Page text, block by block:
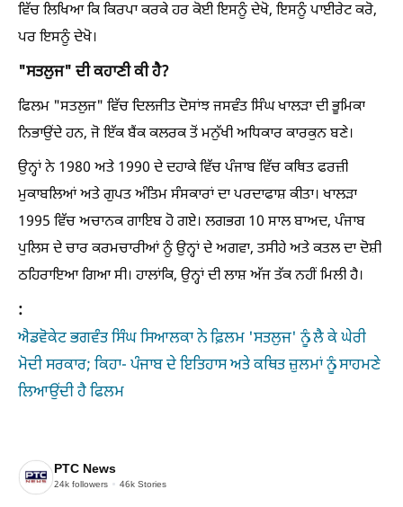
ਵਿੱਚ ਲਿਖਿਆ ਕਿ ਕਿਰਪਾ ਕਰਕੇ ਹਰ ਕੋਈ ਇਸਨੂੰ ਦੇਖੋ, ਇਸਨੂੰ ਪਾਈਰੇਟ ਕਰੋ,
ਪਰ ਇਸਨੂੰ ਦੇਖੋ।
"ਸਤਲੁਜ" ਦੀ ਕਹਾਣੀ ਕੀ ਹੈ?
ਫਿਲਮ "ਸਤਲੁਜ" ਵਿੱਚ ਦਿਲਜੀਤ ਦੋਸਾਂਝ ਜਸਵੰਤ ਸਿੰਘ ਖਾਲੜਾ ਦੀ ਭੂਮਿਕਾ
ਨਿਭਾਉਂਦੇ ਹਨ, ਜੋ ਇੱਕ ਬੈਂਕ ਕਲਰਕ ਤੋਂ ਮਨੁੱਖੀ ਅਧਿਕਾਰ ਕਾਰਕੁਨ ਬਣੇ।
ਉਨ੍ਹਾਂ ਨੇ 1980 ਅਤੇ 1990 ਦੇ ਦਹਾਕੇ ਵਿੱਚ ਪੰਜਾਬ ਵਿੱਚ ਕਥਿਤ ਫਰਜ਼ੀ
ਮੁਕਾਬਲਿਆਂ ਅਤੇ ਗੁਪਤ ਅੰਤਿਮ ਸੰਸਕਾਰਾਂ ਦਾ ਪਰਦਾਫਾਸ਼ ਕੀਤਾ। ਖਾਲੜਾ
1995 ਵਿੱਚ ਅਚਾਨਕ ਗਾਇਬ ਹੋ ਗਏ। ਲਗਭਗ 10 ਸਾਲ ਬਾਅਦ, ਪੰਜਾਬ
ਪੁਲਿਸ ਦੇ ਚਾਰ ਕਰਮਚਾਰੀਆਂ ਨੂੰ ਉਨ੍ਹਾਂ ਦੇ ਅਗਵਾ, ਤਸੀਹੇ ਅਤੇ ਕਤਲ ਦਾ ਦੋਸ਼ੀ
ਠਹਿਰਾਇਆ ਗਿਆ ਸੀ। ਹਾਲਾਂਕਿ, ਉਨ੍ਹਾਂ ਦੀ ਲਾਸ਼ ਅੱਜ ਤੱਕ ਨਹੀਂ ਮਿਲੀ ਹੈ।
:
ਐਡਵੋਕੇਟ ਭਗਵੰਤ ਸਿੰਘ ਸਿਆਲਕਾ ਨੇ ਫ਼ਿਲਮ 'ਸਤਲੁਜ' ਨੂੰ ਲੈ ਕੇ ਘੇਰੀ
ਮੋਦੀ ਸਰਕਾਰ; ਕਿਹਾ- ਪੰਜਾਬ ਦੇ ਇਤਿਹਾਸ ਅਤੇ ਕਥਿਤ ਜ਼ੁਲਮਾਂ ਨੂੰ ਸਾਹਮਣੇ
ਲਿਆਉਂਦੀ ਹੈ ਫਿਲਮ
PTC News
24k followers 46k Stories